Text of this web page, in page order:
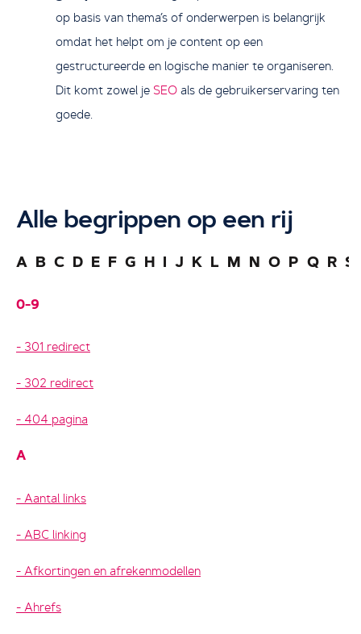
op basis van thema’s of onderwerpen is belangrijk
omdat het helpt om je content op een
gestructureerde en logische manier te organiseren.
Dit komt zowel je SEO als de gebruikerservaring ten
goede.
Alle begrippen op een rij
A B C D E F G H I J K L M N O P Q R S
0-9
301 redirect
302 redirect
404 pagina
A
Aantal links
ABC linking
Afkortingen en afrekenmodellen
Ahrefs